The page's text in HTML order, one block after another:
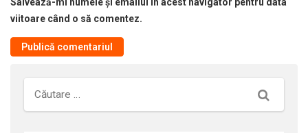
viitoare când o să comentez.
Căutare